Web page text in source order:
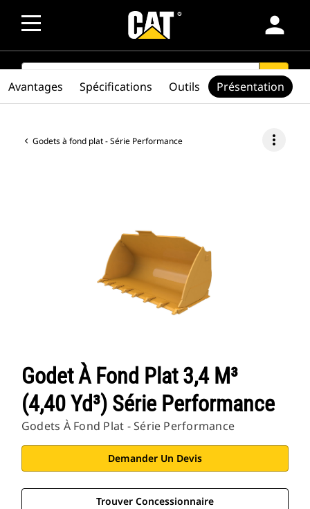
person
SEARCH search
Godets à fond plat - Série Performance more_vert
Godet À Fond Plat 3,4 M³
(4,40 Yd³) Série Performance
Godets À Fond Plat - Série Performance
Demander Un Devis
Trouver Concessionnaire
Avantages Spécifications Outils Présentation